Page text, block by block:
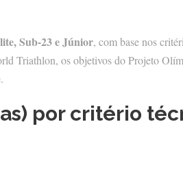
Sub-23 e Júnior, com base nos
Triathlon, os objetivos do Projeto
por critério